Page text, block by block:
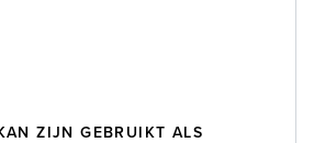
ZIJN GEBRUIKT ALS